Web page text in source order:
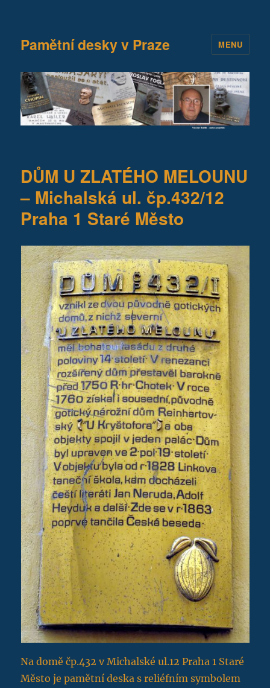
Pamětní desky v Praze MENU
DŮM U ZLATÉHO MELOUNU
– Michalská ul. čp.432/12
Praha 1 Staré Město
Na domě čp.432 v Michalské ul.12 Praha 1 Staré
Město je pamětní deska s reliéfním symbolem